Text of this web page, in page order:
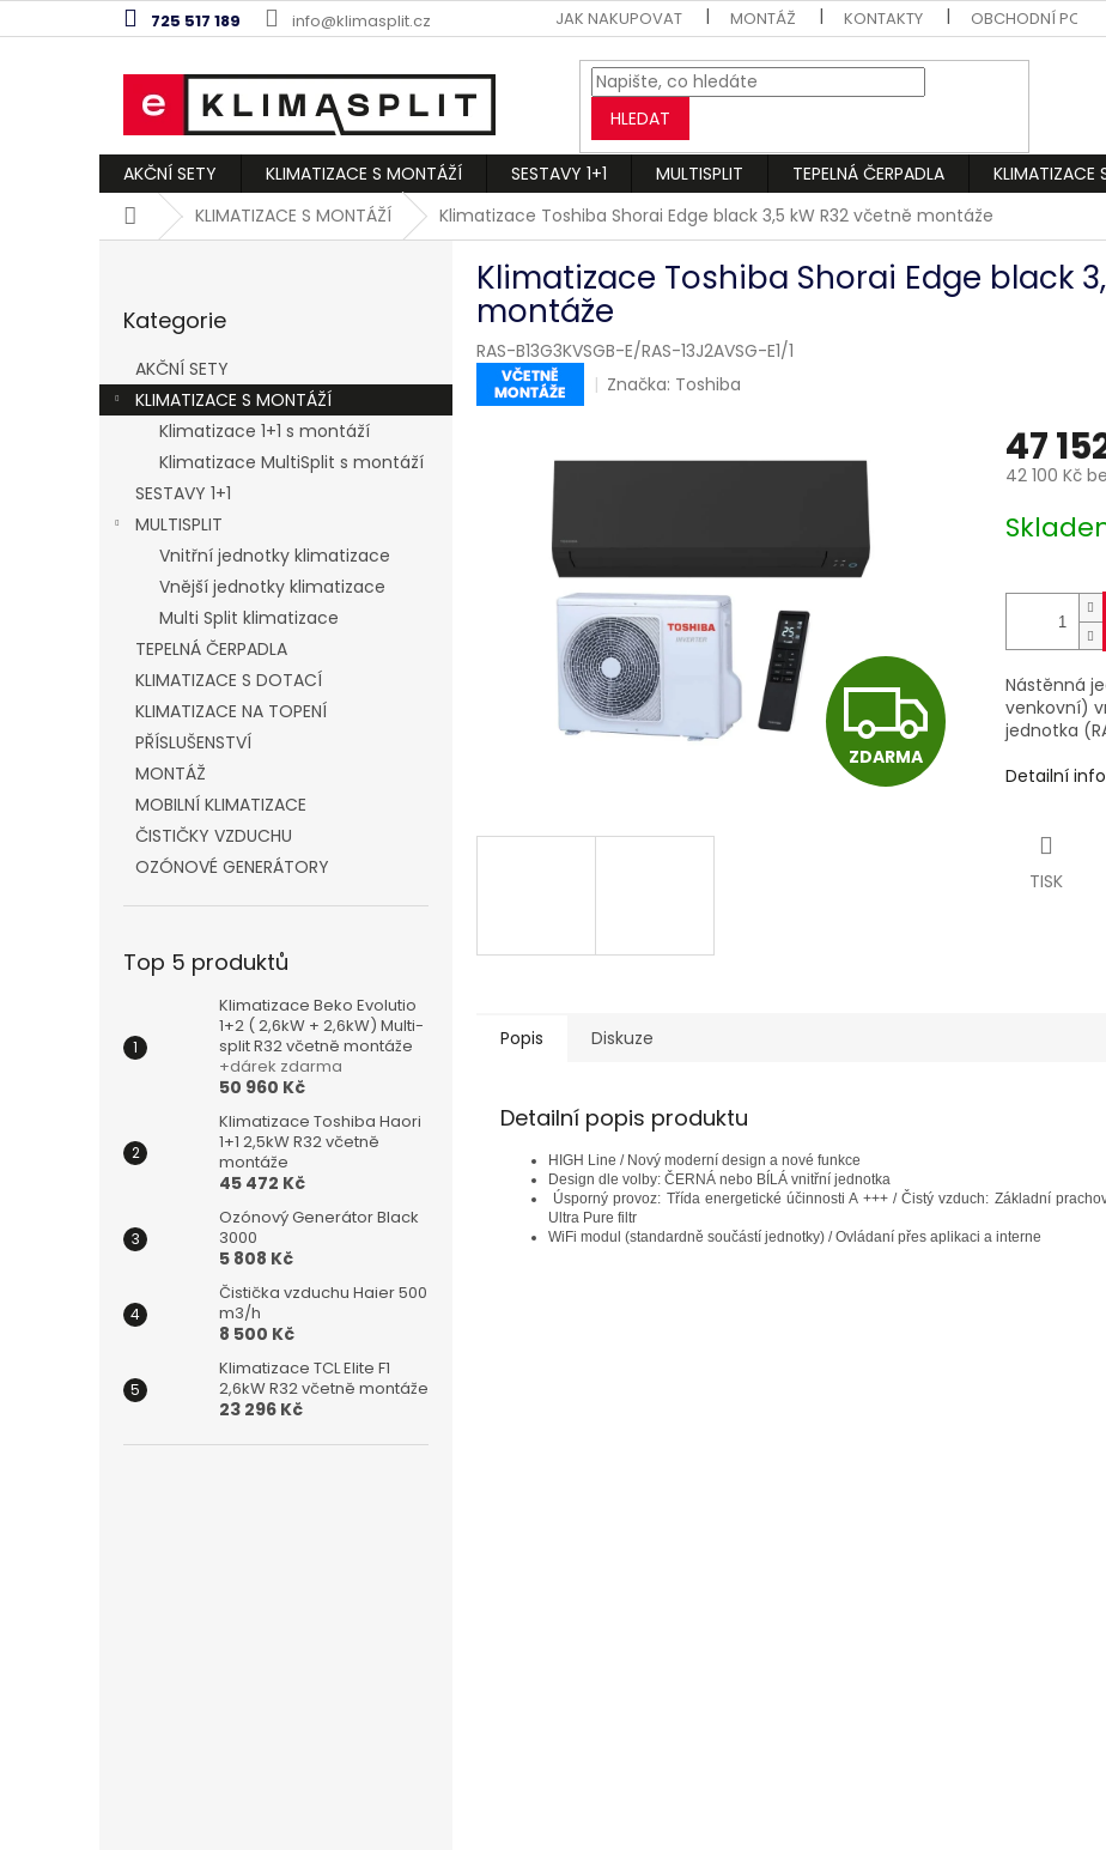
na
725 517 189 info@klimasplit.cz JAK NAKUPOVAT MONTÁŽ KONTAKTY OBCHODNÍ
HLEDAT
AKČNÍ SETY KLIMATIZACE S MONTÁŽÍ SESTAVY 1+1 MULTISPLIT TEPELNÁ ČERPADLA KLIMATIZACE
DomůKLIMATIZACE S MONTÁŽÍ Klimatizace Toshiba Shorai Edge black 3,5 kW R32 včetně montáže
a
n
kategorie
Kategorie
AKČNÍ SETY
KLIMATIZACE S MONTÁŽÍ
Klimatizace 1+1 s montáží
Klimatizace MultiSplit s montáží
SESTAVY 1+1
MULTISPLIT
Vnitřní jednotky klimatizace
Vnější jednotky klimatizace
Multi Split klimatizace
TEPELNÁ ČERPADLA
KLIMATIZACE S DOTACÍ
KLIMATIZACE NA TOPENÍ
PŘÍSLUŠENSTVÍ
MONTÁŽ
MOBILNÍ KLIMATIZACE
ČISTIČKY VZDUCHU
OZÓNOVÉ GENERÁTORY
Top 5 produktů
Klimatizace Beko Evolutio
1+2 ( 2,6kW + 2,6kW) Multi-
split R32 včetně montáže
+dárek zdarma
50 960 Kč
Klimatizace Toshiba Haori
1+1 2,5kW R32 včetně
montáže
45 472 Kč
Ozónový Generátor Black
3000
5 808 Kč
Čistička vzduchu Haier 500
m3/h
8 500 Kč
Klimatizace TCL Elite F1
2,6kW R32 včetně montáže
23 296 Kč
Klimatizace Toshiba Shorai Edge black
montáže
RAS-B13G3KVSGB-E/RAS-13J2AVSG-E1/1
Značka: Toshiba
Z
D
ZDARMA
47
42 100 Kč
cena:
Nástěnná
venkovní)
jednotka
Detailní
TISK
Popis Diskuze
Detailní popis produktu
HIGH Line / Nový moderní design a nové funkce
Design dle volby: ČERNÁ nebo BÍLÁ vnitřní jednotka
Úsporný provoz: Třída energetické účinnosti A +++ / Čistý vzduch: Základní
Ultra Pure filtr
WiFi modul (standardně součástí jednotky) / Ovládaní přes aplikaci a interne